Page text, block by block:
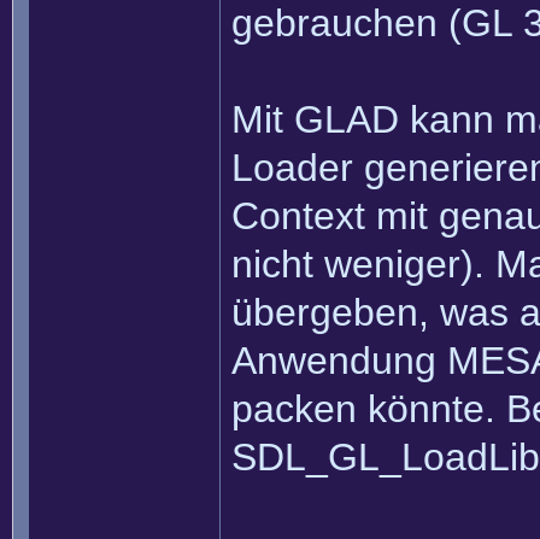
gebrauchen (GL
Mit GLAD kann
Loader
Context mit
nicht weniger).
übergeben, was
Anwendung
packen könnte.